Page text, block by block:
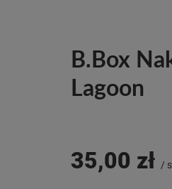
B.Box
Lagoon
35,00 zł /